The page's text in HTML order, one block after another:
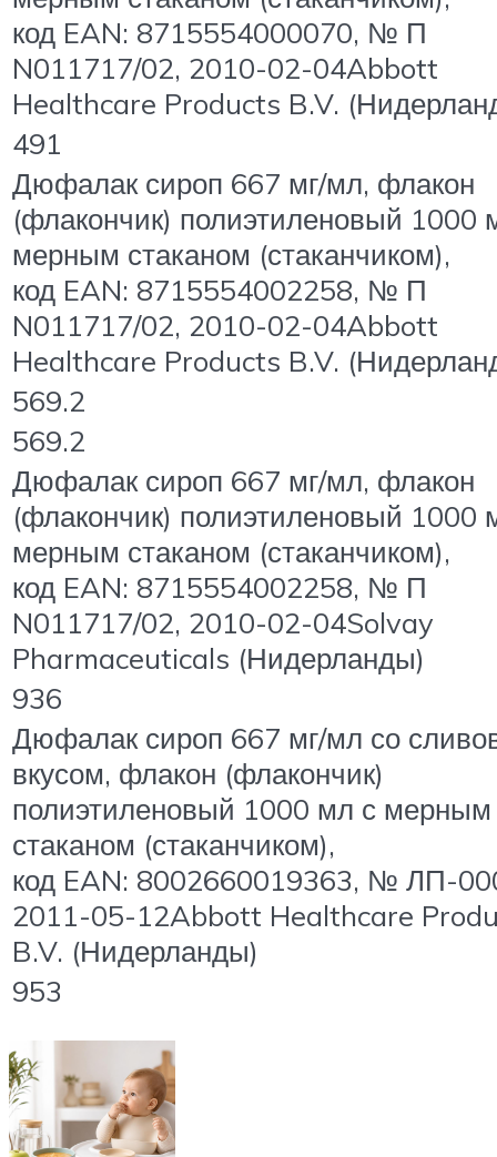
код EAN: 8715554000070, № П
N011717/02, 2010-02-04Abbott
Healthcare Products B.V.
491
Дюфалак сироп 667 мг/мл, флакон
(флакончик) полиэтиленовый 1000
мерным стаканом (стаканчиком),
код EAN: 8715554002258, № П
N011717/02, 2010-02-04Abbott
Healthcare Products B.V.
569.2
569.2
Дюфалак сироп 667 мг/мл, флакон
(флакончик) полиэтиленовый 1000
мерным стаканом (стаканчиком),
код EAN: 8715554002258, № П
N011717/02, 2010-02-04Solvay
Pharmaceuticals (Нидерланды)
936
Дюфалак сироп 667 мг/мл со
вкусом, флакон (флакончик)
полиэтиленовый 1000 мл с мерным
стаканом (стаканчиком),
код EAN: 8002660019363, № ЛП-
2011-05-12Abbott Healthcare
B.V. (Нидерланды)
953